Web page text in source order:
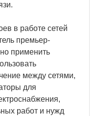
в работе сетей
премьер-
применить
между сетями,
для
работ и нужд